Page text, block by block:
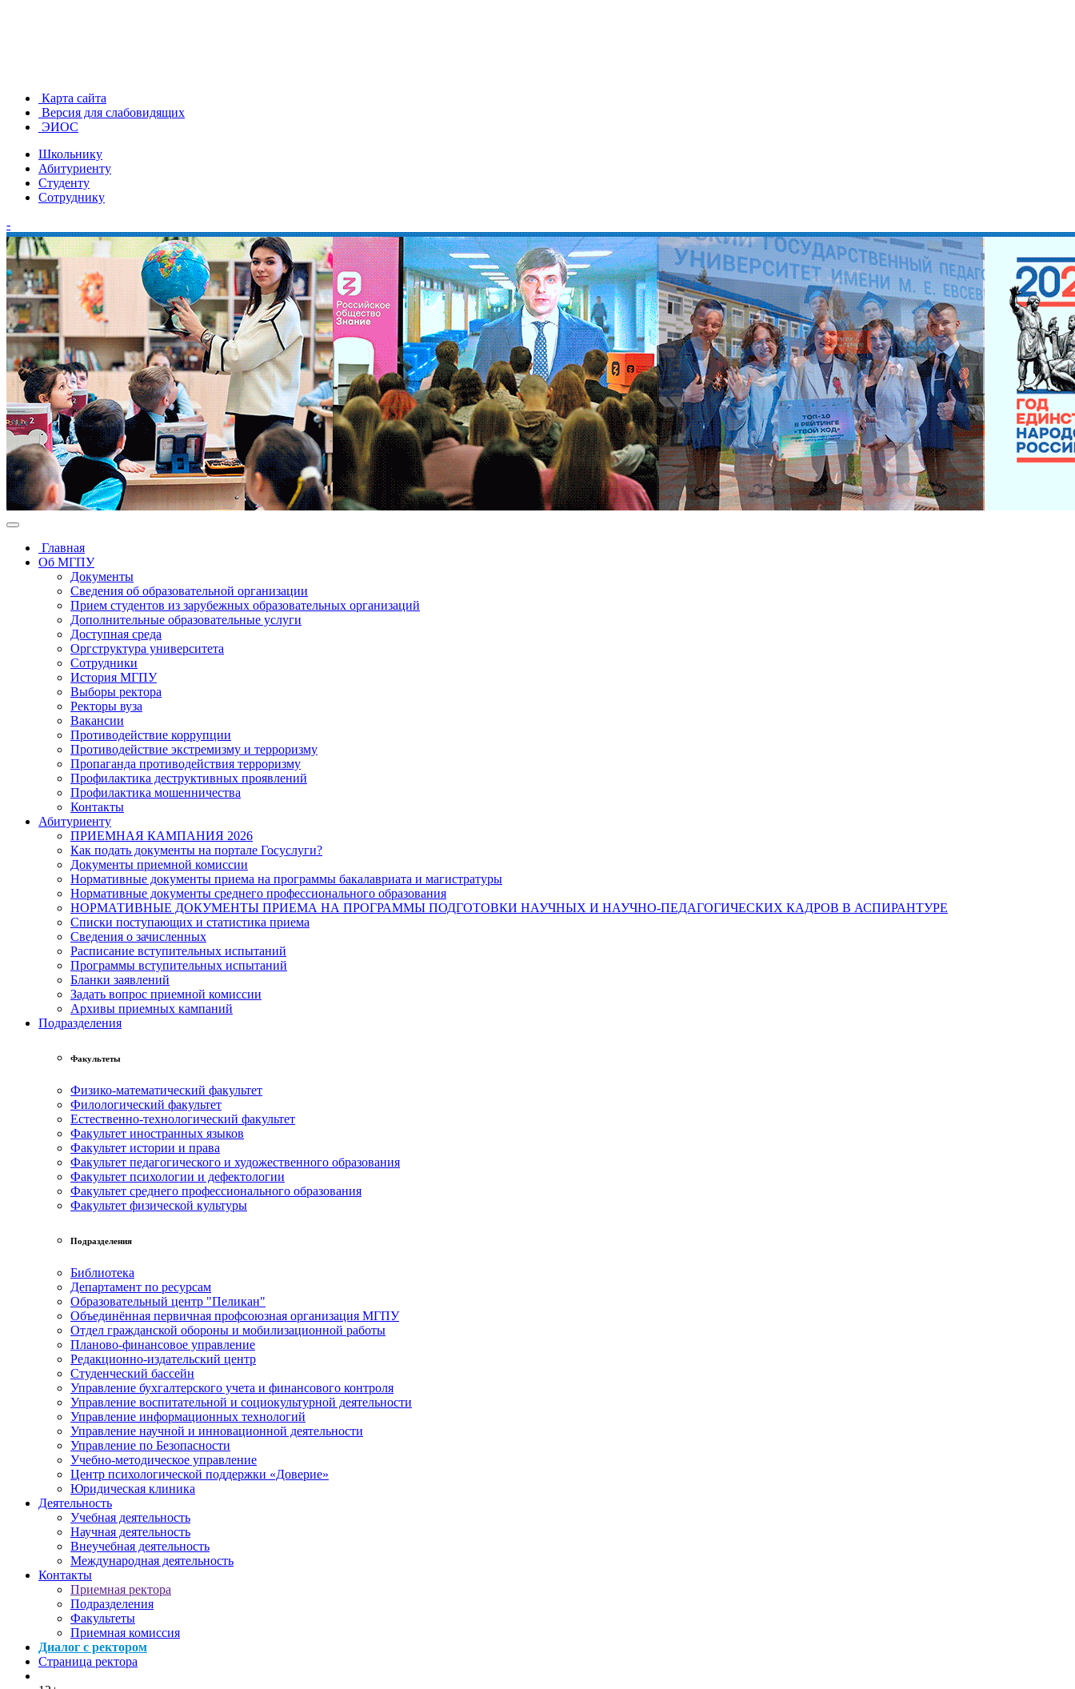
Карта сайта
Версия для слабовидящих
ЭИОС
Школьнику
Абитуриенту
Студенту
Сотруднику
-
Главная
Об МГПУ
Документы
Сведения об образовательной организации
Прием студентов из зарубежных образовательных организаций
Дополнительные образовательные услуги
Доступная среда
Оргструктура университета
Сотрудники
История МГПУ
Выборы ректора
Ректоры вуза
Вакансии
Противодействие коррупции
Противодействие экстремизму и терроризму
Пропаганда противодействия терроризму
Профилактика деструктивных проявлений
Профилактика мошенничества
Контакты
Абитуриенту
ПРИЕМНАЯ КАМПАНИЯ 2026
Как подать документы на портале Госуслуги?
Документы приемной комиссии
Нормативные документы приема на программы бакалавриата и магистратуры
Нормативные документы среднего профессионального образования
НОРМАТИВНЫЕ ДОКУМЕНТЫ ПРИЕМА НА ПРОГРАММЫ ПОДГОТОВКИ НАУЧНЫХ И НАУЧНО-ПЕДАГОГИЧЕСКИХ КАДРОВ В АСПИРАНТУРЕ
Списки поступающих и статистика приема
Сведения о зачисленных
Расписание вступительных испытаний
Программы вступительных испытаний
Бланки заявлений
Задать вопрос приемной комиссии
Архивы приемных кампаний
Подразделения
Факультеты
Физико-математический факультет
Филологический факультет
Естественно-технологический факультет
Факультет иностранных языков
Факультет истории и права
Факультет педагогического и художественного образования
Факультет психологии и дефектологии
Факультет среднего профессионального образования
Факультет физической культуры
Подразделения
Библиотека
Департамент по ресурсам
Образовательный центр "Пеликан"
Объединённая первичная профсоюзная организация МГПУ
Отдел гражданской обороны и мобилизационной работы
Планово-финансовое управление
Редакционно-издательский центр
Студенческий бассейн
Управление бухгалтерского учета и финансового контроля
Управление воспитательной и социокультурной деятельности
Управление информационных технологий
Управление научной и инновационной деятельности
Управление по Безопасности
Учебно-методическое управление
Центр психологической поддержки «Доверие»
Юридическая клиника
Деятельность
Учебная деятельность
Научная деятельность
Внеучебная деятельность
Международная деятельность
Контакты
Приемная ректора
Подразделения
Факультеты
Приемная комиссия
Диалог с ректором
Страница ректора